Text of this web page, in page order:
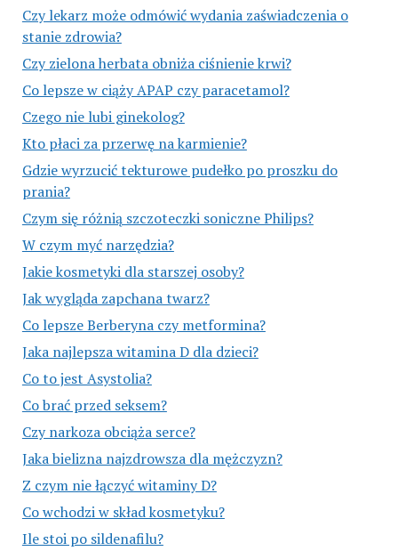
Czy lekarz może odmówić wydania zaświadczenia o
stanie zdrowia?
Czy zielona herbata obniża ciśnienie krwi?
Co lepsze w ciąży APAP czy paracetamol?
Czego nie lubi ginekolog?
Kto płaci za przerwę na karmienie?
Gdzie wyrzucić tekturowe pudełko po proszku do
prania?
Czym się różnią szczoteczki soniczne Philips?
W czym myć narzędzia?
Jakie kosmetyki dla starszej osoby?
Jak wygląda zapchana twarz?
Co lepsze Berberyna czy metformina?
Jaka najlepsza witamina D dla dzieci?
Co to jest Asystolia?
Co brać przed seksem?
Czy narkoza obciąża serce?
Jaka bielizna najzdrowsza dla mężczyzn?
Z czym nie łączyć witaminy D?
Co wchodzi w skład kosmetyku?
Ile stoi po sildenafilu?